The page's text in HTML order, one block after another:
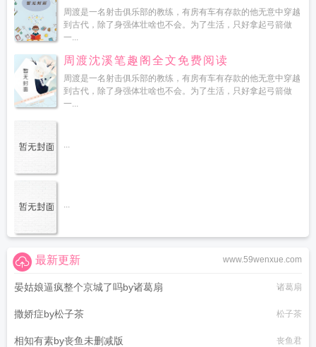
周渡是一名射击俱乐部的教练，有房有车有存款的他无意中穿越
到古代，除了身强体壮啥也不会。为了生活，只好拿起弓箭做
一...
周渡沈溪笔趣阁全文免费阅读
周渡是一名射击俱乐部的教练，有房有车有存款的他无意中穿越
到古代，除了身强体壮啥也不会。为了生活，只好拿起弓箭做
一...
...
...
www.59wenxue.com
最新更新
晏姑娘逼疯整个京城了吗by诸葛扇 诸葛扇
撒娇症by松子茶 松子茶
相知有素by丧鱼未删减版 丧鱼君